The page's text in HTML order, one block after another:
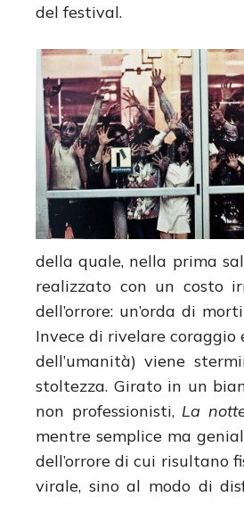
del festival.
della quale, nella prima
realizzato con un costo
dell’orrore: un’orda di
Invece di rivelare coraggio
dell’umanità) viene
stoltezza. Girato in un
non professionisti, La
mentre semplice ma
dell’orrore di cui risultano
virale, sino al modo di